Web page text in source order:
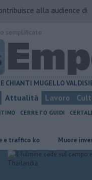
alla audience di
CHIANTI MUGELLO
Attualità Lavoro
CERRETO GUIDI
ko Muore investito